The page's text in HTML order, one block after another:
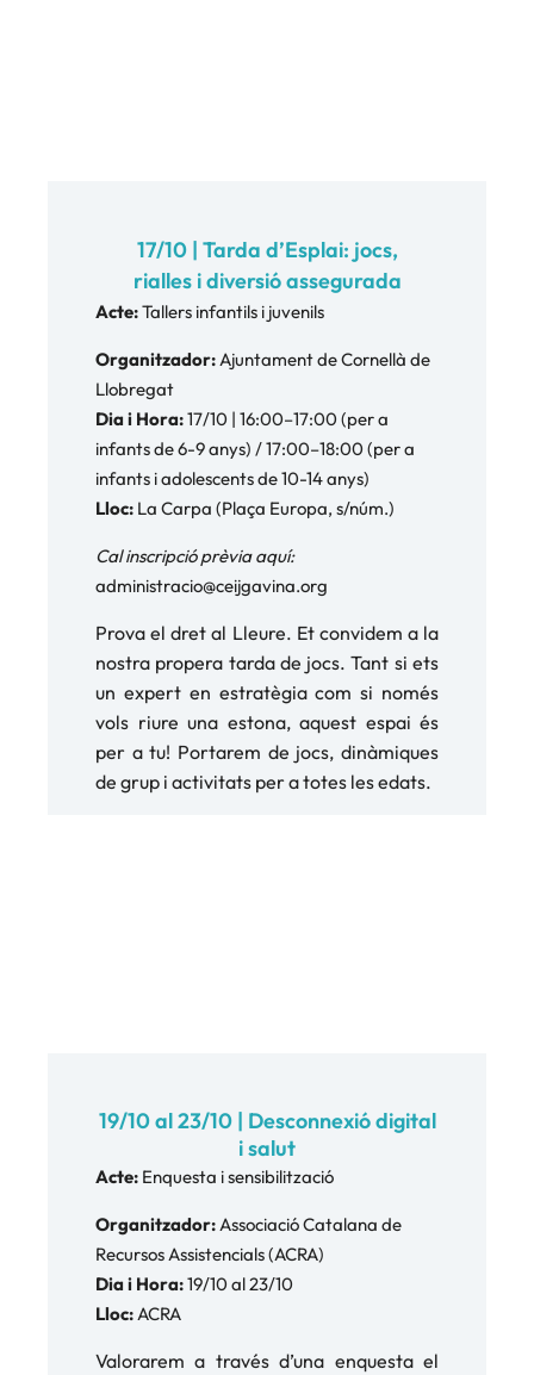
17/10 | Tarda d’Esplai: jocs,
rialles i diversió assegurada
Acte:Tallers infantils i juvenils
Organitzador:Ajuntament de Cornellà de
Llobregat
Dia i Hora:17/10 | 16:00–17:00 (per a
infants de 6-9 anys) / 17:00–18:00 (per a
infants i adolescents de 10-14 anys)
Lloc: La Carpa (Plaça Europa, s/núm.)
Cal inscripció prèvia aquí:
administracio@ceijgavina.org
Prova el dret al Lleure. Et convidem a la
nostra propera tarda de jocs. Tant si ets
un expert en estratègia com si només
vols riure una estona, aquest espai és
per a tu! Portarem de jocs, dinàmiques
de grup i activitats per a totes les edats.
19/10 al 23/10 | Desconnexió digital
i salut
Acte: Enquesta i sensibilització
Organitzador:Associació Catalana de
Recursos Assistencials (ACRA)
Dia i Hora:19/10 al 23/10
Lloc:ACRA
Valorarem a través d’una enquesta el